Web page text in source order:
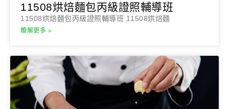
11508烘焙麵包丙級證照輔導班
11508烘焙麵包丙級證照輔導班 11508烘焙麵
瞭解更多 »